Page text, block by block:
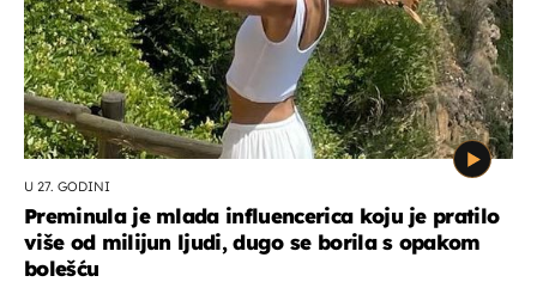
U 27. GODINI
Preminula je mlada influencerica koju je pratilo
više od milijun ljudi, dugo se borila s opakom
bolešću